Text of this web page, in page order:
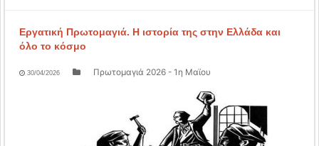
Εργατική Πρωτομαγιά. Η ιστορία της στην Ελλάδα και
όλο το κόσμο
30/04/2026 Πρωτομαγιά 2026 - 1η Μαϊου